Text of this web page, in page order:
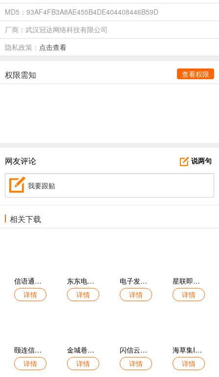
MD5：93AF4FB3A8AE455B4DE404408446B59D
厂商：武汉冠达网络科技有限公司
隐私政策： 点击查看
权限需知 查看权限
说两句
网友评论
我要跟贴
相关下载
信语通官方版
详情
东东电竞官方版
详情
电子发烧友app
详情
星联即时通讯官方版
详情
颐连信官网版
详情
金城巷官方版
详情
闪信云官方版
详情
海草集IM平台
详情